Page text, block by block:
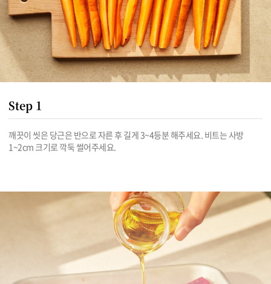
Step 1
깨끗이 씻은 당근은 반으로 자른 후 길게 3~4등분 해주세요. 비트는 사방